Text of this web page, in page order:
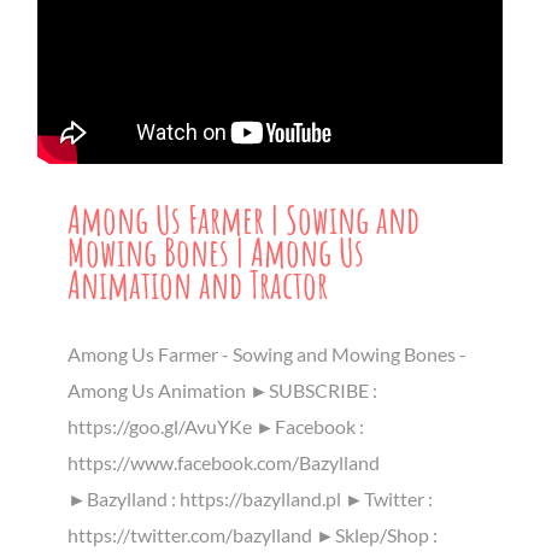
Among Us Farmer | Sowing and
Mowing Bones | Among Us
Animation and Tractor
Among Us Farmer - Sowing and Mowing Bones -
Among Us Animation ►SUBSCRIBE :
https://goo.gl/AvuYKe ►Facebook :
https://www.facebook.com/Bazylland
►Bazylland : https://bazylland.pl ►Twitter :
https://twitter.com/bazylland ►Sklep/Shop :